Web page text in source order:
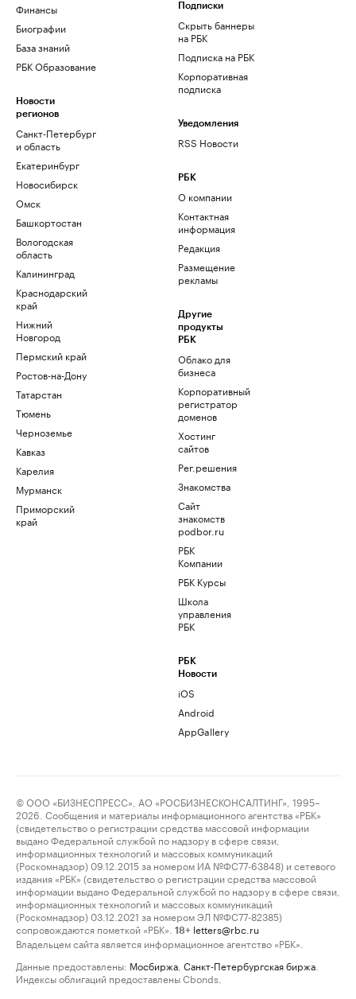
Финансы
Биографии
База знаний
РБК Образование
Новости
регионов
Санкт-Петербург
и область
Екатеринбург
Новосибирск
Омск
Башкортостан
Вологодская
область
Калининград
Краснодарский
край
Нижний
Новгород
Пермский край
Ростов-на-Дону
Татарстан
Тюмень
Черноземье
Кавказ
Карелия
Мурманск
Приморский
край
Подписки
Скрыть баннеры
на РБК
Подписка на РБК
Корпоративная
подписка
Уведомления
RSS Новости
РБК
О компании
Контактная
информация
Редакция
Размещение
рекламы
Другие
продукты
РБК
Облако для
бизнеса
Корпоративный
регистратор
доменов
Хостинг
сайтов
Рег.решения
Знакомства
Сайт
знакомств
podbor.ru
РБК
Компании
РБК Курсы
Школа
управления
РБК
РБК
Новости
iOS
Android
AppGallery
© ООО «БИЗНЕСПРЕСС», АО «РОСБИЗНЕСКОНСАЛТИНГ», 1995–
2026. Сообщения и материалы информационного агентства «РБК»
(свидетельство о регистрации средства массовой информации
выдано Федеральной службой по надзору в сфере связи,
информационных технологий и массовых коммуникаций
(Роскомнадзор) 09.12.2015 за номером ИА №ФС77-63848) и сетевого
издания «РБК» (свидетельство о регистрации средства массовой
информации выдано Федеральной службой по надзору в сфере связи,
информационных технологий и массовых коммуникаций
(Роскомнадзор) 03.12.2021 за номером ЭЛ №ФС77-82385)
сопровождаются пометкой «РБК».
18+ letters@rbc.ru
Владельцем сайта является информационное агентство «РБК».
Данные предоставлены: Мосбиржа Санкт-Петербургская биржа
Индексы облигаций предоставлены Cbonds.